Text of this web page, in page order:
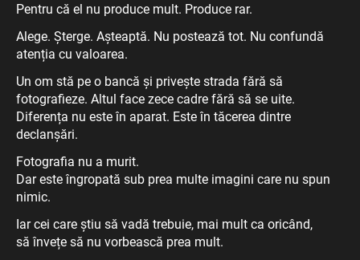
Pentru că el nu produce mult. Produce rar.
Alege. Șterge. Așteaptă. Nu postează tot. Nu confundă
atenția cu valoarea.
Un om stă pe o bancă și privește strada fără să
fotografieze. Altul face zece cadre fără să se uite.
Diferența nu este în aparat. Este în tăcerea dintre
declanșări.
Fotografia nu a murit.
Dar este îngropată sub prea multe imagini care nu spun
nimic.
Iar cei care știu să vadă trebuie, mai mult ca oricând,
să învețe să nu vorbească prea mult.